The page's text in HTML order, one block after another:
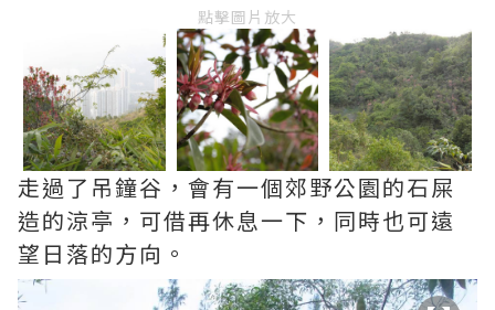
點擊圖片放大
走過了吊鐘谷，會有一個郊野公園的石屎
造的涼亭，可借再休息一下，同時也可遠
望日落的方向。